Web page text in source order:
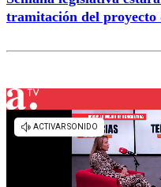
tramitación del proyecto